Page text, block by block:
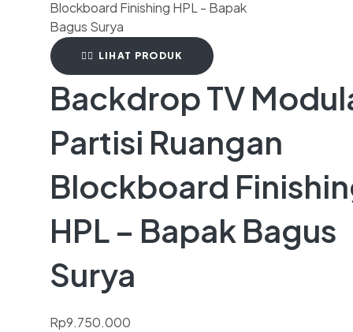
LIHAT PRODUK
Backdrop TV
Partisi Ruangan
Blockboard
HPL – Bapak Bagus
Surya
Rp9.750.000